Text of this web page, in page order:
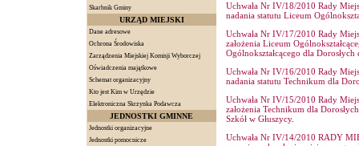
Skarbnik Gminy
URZĄD MIEJSKI
Dane adresowe
Ochrona Środowiska
Zarządzenia Miejskiej Komisji Wyborczej
Oświadczenia majątkowe
Schemat organizacyjny
Kto jest Kim w Urzędzie
Elektroniczna Skrzynka Podawcza
JEDNOSTKI GMINNE
Jednostki organizacyjne
Jednostki pomocnicze
Uchwała Nr IV/18/2010 Rady
nadania statutu Liceum
Uchwała Nr IV/17/2010 Rady
założenia Liceum
Ogólnokształcącego dla Dorosłych
Uchwała Nr IV/16/2010 Rady
nadania statutu Technikum dla
Uchwała Nr IV/15/2010 Rady
założenia Technikum dla
Szkół w Głuszycy.
Uchwała Nr IV/14/2010 RADY